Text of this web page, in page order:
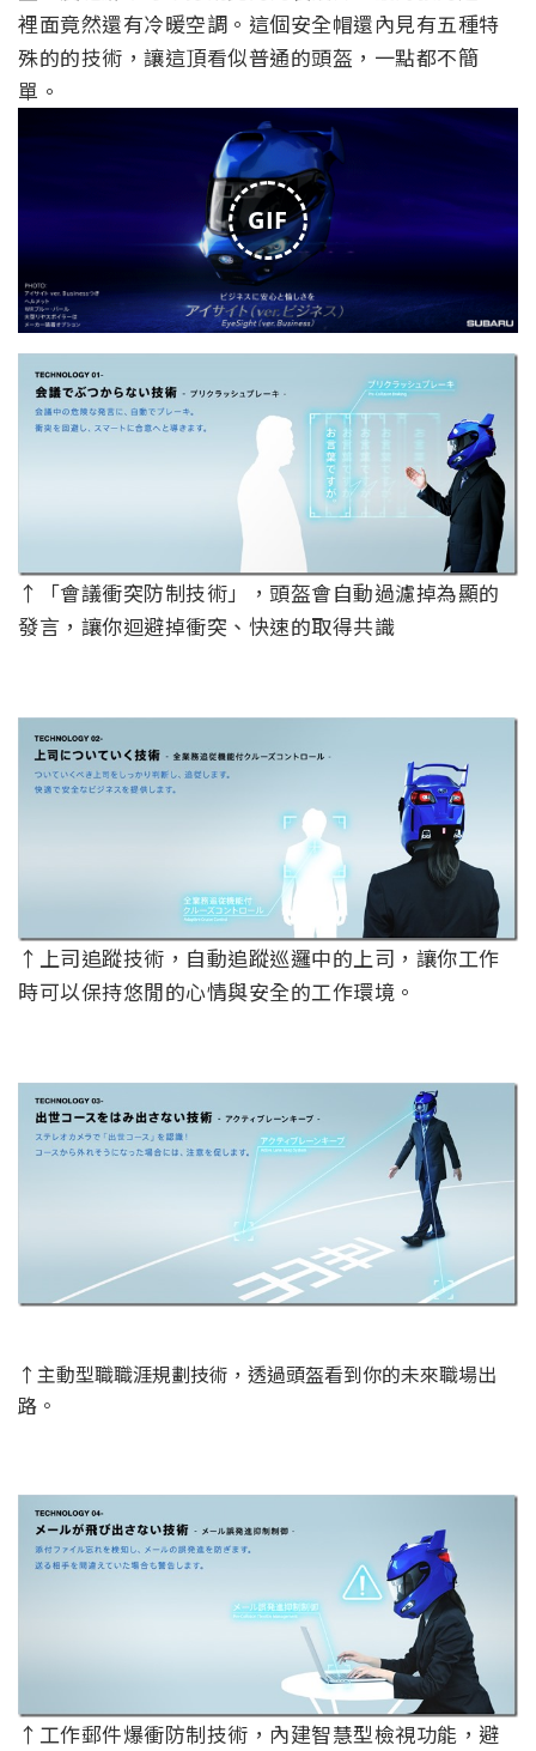
裡面竟然還有冷暖空調。這個安全帽還內見有五種特
殊的的技術，讓這頂看似普通的頭盔，一點都不簡
單。
GIF
↑「會議衝突防制技術」，頭盔會自動過濾掉為顯的
發言，讓你迴避掉衝突、快速的取得共識
↑上司追蹤技術，自動追蹤巡邏中的上司，讓你工作
時可以保持悠閒的心情與安全的工作環境。
↑主動型職職涯規劃技術，透過頭盔看到你的未來職場出
路。
↑工作郵件爆衝防制技術，內建智慧型檢視功能，避